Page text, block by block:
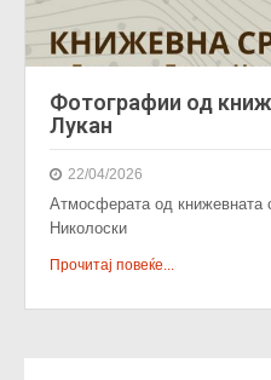
Фотографии од
Лукан
22/04/2026
Атмосферата од книжевната
Николоски
Прочитај повеќе...